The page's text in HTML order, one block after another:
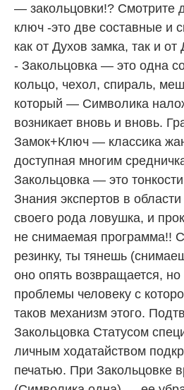
— закольцовки!? Смотрите
ключ -это две составные и
как от Духов замка, так и
- Закольцовка — это одна
кольцо, чехол, спираль,
который — Символика
возникает вновь и вновь.
Замок+Ключ — классика
доступная многим
Закольцовка — это
Знания экспертов в
своего рода ловушка, и
не снимаемая программа!!
резинку, ты тянешь
оно опять возвращается,
проблемы человеку с
таков механизм этого.
Закольцовка Статусом
личным ходатайством
печатью. При Закольцовке